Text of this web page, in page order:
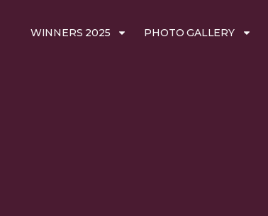
WINNERS 2025 PHOTO GALLERY